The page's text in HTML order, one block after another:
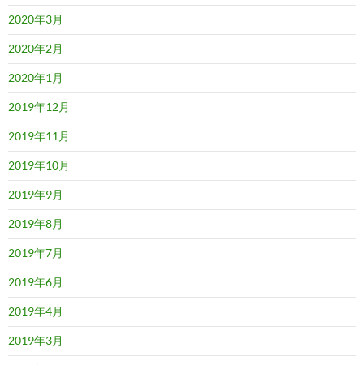
2020年3月
2020年2月
2020年1月
2019年12月
2019年11月
2019年10月
2019年9月
2019年8月
2019年7月
2019年6月
2019年4月
2019年3月